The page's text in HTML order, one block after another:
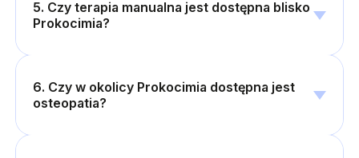
5. Czy terapia manualna jest dostępna blisko
Prokocimia?
6. Czy w okolicy Prokocimia dostępna jest
osteopatia?